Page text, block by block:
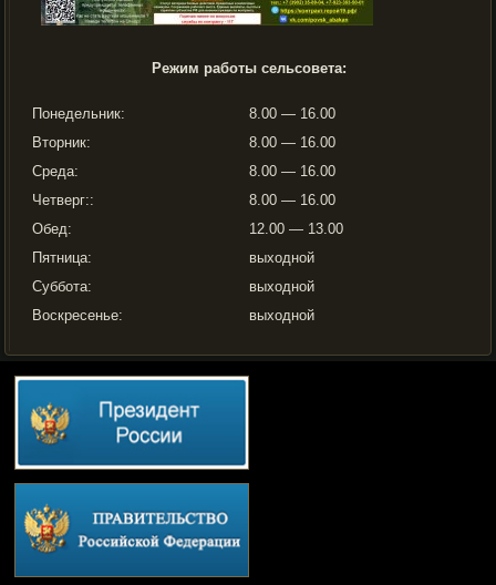
Режим работы сельсовета:
Понедельник:
8.00 — 16.00
Вторник:
8.00 — 16.00
Среда:
8.00 — 16.00
Четверг::
8.00 — 16.00
Обед:
12.00 — 13.00
Пятница:
выходной
Суббота:
выходной
Воскресенье:
выходной